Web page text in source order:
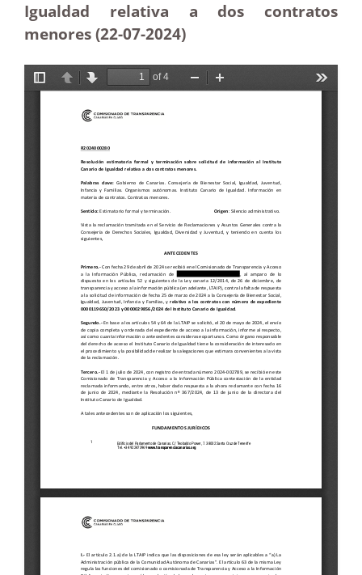
Igualdad relativa a dos contratos
menores (22-07-2024)